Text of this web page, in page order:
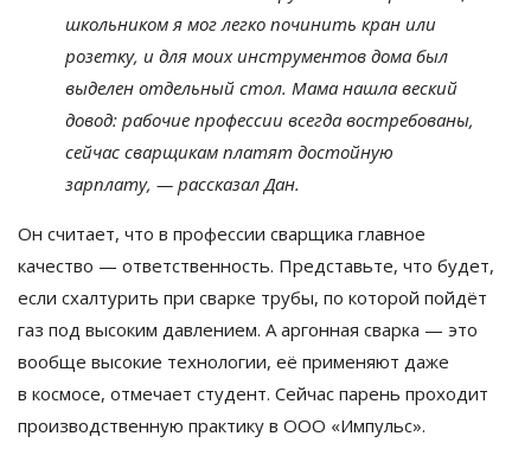
школьником я мог легко починить кран или
розетку, и для моих инструментов дома был
выделен отдельный стол. Мама нашла веский
довод: рабочие профессии всегда востребованы,
сейчас сварщикам платят достойную
зарплату, — рассказал Дан.
Он считает, что в профессии сварщика главное
качество — ответственность. Представьте, что будет,
если схалтурить при сварке трубы, по которой пойдёт
газ под высоким давлением. А аргонная сварка — это
вообще высокие технологии, её применяют даже
в космосе, отмечает студент. Сейчас парень проходит
производственную практику в ООО «Импульс».